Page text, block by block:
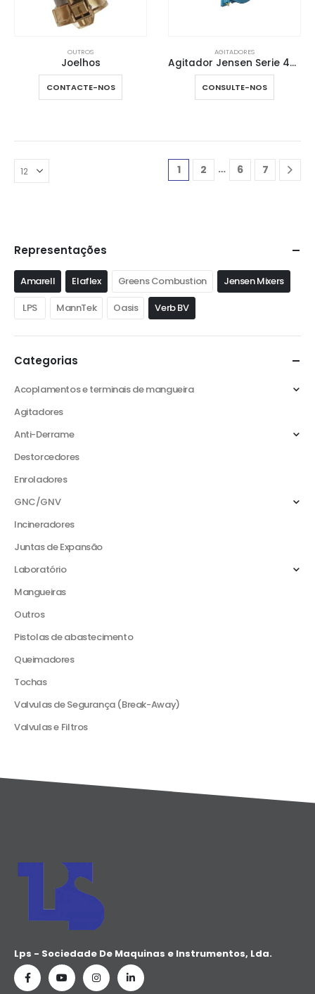
OUTROS
Joelhos
CONTACTE-NOS
AGITADORES
Agitador Jensen Serie 400
CONSULTE-NOS
1 2 … 6 7
Representações
Amarell Elaflex Greens Combustion
Jensen Mixers
LPS
MannTek Oasis Verb BV
Categorias
Acoplamentos e terminais de mangueira
Agitadores
Anti-Derrame
Destorcedores
Enroladores
GNC/GNV
Incineradores
Juntas de Expansão
Laboratório
Mangueiras
Outros
Pistolas de abastecimento
Queimadores
Tochas
Valvulas de Segurança (Break-Away)
Valvulas e Filtros
Lps - Sociedade De Maquinas e Instrumentos, Lda.